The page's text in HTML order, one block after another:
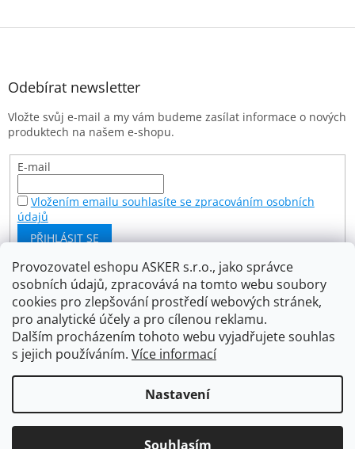
Provozovatel eshopu ASKER s.r.o., jako správce
osobních údajů, zpracovává na tomto webu soubory
cookies pro zlepšování prostředí webových stránek,
pro analytické účely a pro cílenou reklamu.
Dalším procházením tohoto webu vyjadřujete souhlas
s jejich používáním. Více informací
Nastavení
Souhlasím
Z
Odebírat newsletter
Vložte svůj e-mail a my vám budeme zasílat informace o nových
produktech na našem e-shopu.
E-mail
Vložením emailu souhlasíte se zpracováním osobních
údajů
PŘIHLÁSIT SE
Facebook
Copyright 2026Asker s.r.o.. Všechna práva vyhrazena.
Upravit nastavení cookies